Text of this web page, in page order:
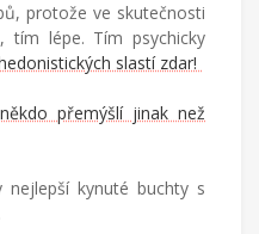
protože ve skutečnosti
tím lépe. Tím psychicky
slastí zdar!
přemýšlí jinak než
kynuté buchty s